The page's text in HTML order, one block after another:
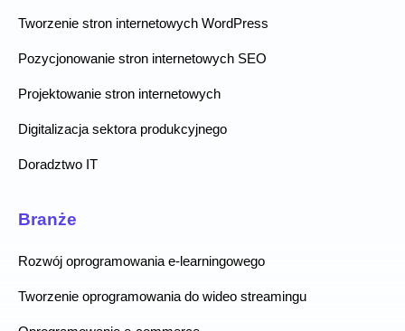
Tworzenie stron internetowych WordPress
Pozycjonowanie stron internetowych SEO
Projektowanie stron internetowych
Digitalizacja sektora produkcyjnego
Doradztwo IT
Branże
Rozwój oprogramowania e-learningowego
Tworzenie oprogramowania do wideo streamingu